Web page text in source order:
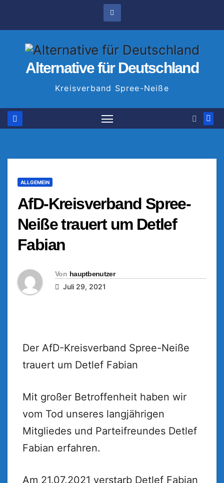
Alternative für Deutschland
Kreisverband Spree-Neiße
ALLGEMEIN
AfD-Kreisverband Spree-
Neiße trauert um Detlef
Fabian
Von hauptbenutzer
Juli 29, 2021
Der AfD-Kreisverband Spree-Neiße
trauert um Detlef Fabian
Mit großer Betroffenheit haben wir
vom Tod unseres langjährigen
Mitgliedes und Parteifreundes Detlef
Fabian erfahren.
Am 21.07.2021 verstarb Detlef Fabian